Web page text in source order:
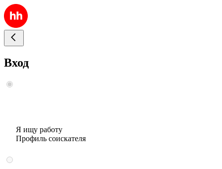
Вход
Я ищу работу
Профиль соискателя